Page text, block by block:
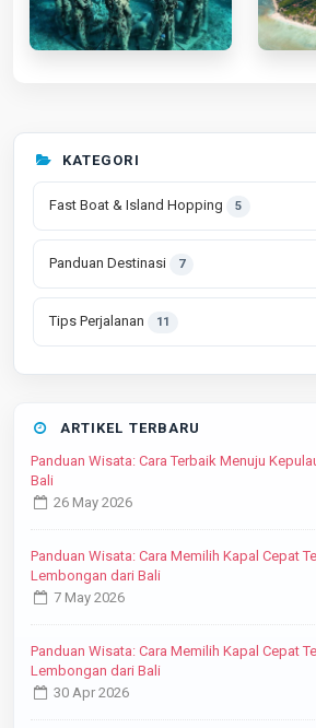
KATEGORI
Fast Boat & Island Hopping 5
Panduan Destinasi 7
Tips Perjalanan 11
ARTIKEL TERBARU
Panduan Wisata: Cara Terbaik Menuju
Bali
26 May 2026
Panduan Wisata: Cara Memilih Kapal Cepat
Lembongan dari Bali
7 May 2026
Panduan Wisata: Cara Memilih Kapal Cepat
Lembongan dari Bali
30 Apr 2026